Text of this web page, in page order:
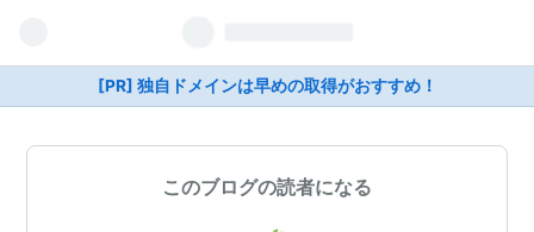
[PR] 独自ドメインは早めの取得がおすすめ！
このブログの読者になる